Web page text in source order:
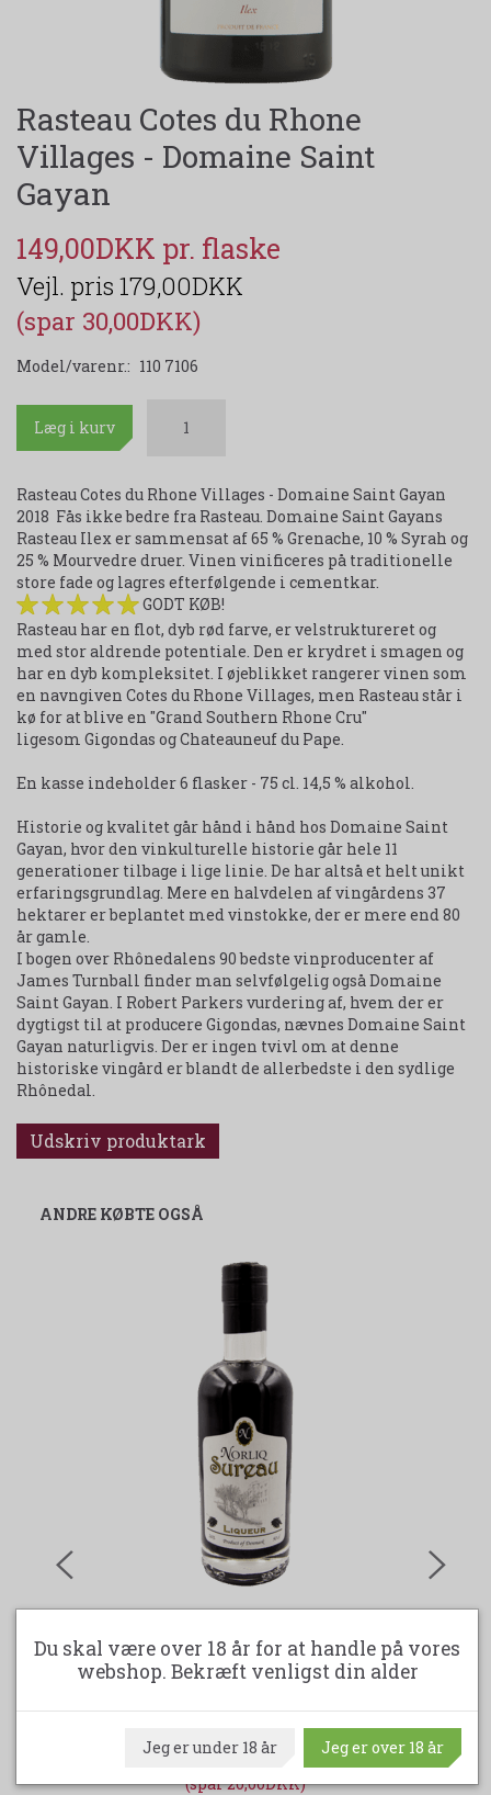
Rasteau Cotes du Rhone
Villages - Domaine Saint
Gayan
149,00DKK
179,00DKK
(spar 30,00DKK)
Model/varenr.: 110 7106
Læg i kurv
Rasteau Cotes du Rhone Villages - Domaine Saint Gayan
2018 Fås ikke bedre fra Rasteau. Domaine Saint Gayans
Rasteau Ilex er sammensat af 65 % Grenache, 10 % Syrah og
25 % Mourvedre druer. Vinen vinificeres på traditionelle
store fade og lagres efterfølgende i cementkar.
GODT KØB!
Rasteau har en flot, dyb rød farve, ervelstruktureretog
medstoraldrende potentiale. Den er krydret i smagen og
har en dyb kompleksitet. I øjeblikket rangerer vinen som
en navngiven Cotes du Rhone Villages, men Rasteaustår i
kø for atblive en "GrandSouthern Rhone Cru"
ligesom Gigondas ogChateauneufdu Pape.
En kasse indeholder 6 flasker - 75 cl. 14,5 % alkohol.
Historie og kvalitet går hånd i hånd hos Domaine Saint
Gayan, hvor den vinkulturelle historie går hele 11
generationer tilbage i lige linie. De har altså et helt unikt
erfaringsgrundlag. Mere en halvdelen af vingårdens 37
hektarer er beplantet med vinstokke, der er mere end 80
år gamle.
I bogen over Rhônedalens 90 bedste vinproducenter af
James Turnball finder man selvfølgelig også Domaine
Saint Gayan. I Robert Parkers vurdering af, hvem der er
dygtigst til at producere Gigondas, nævnes Domaine Saint
Gayan naturligvis. Der er ingen tvivl om at denne
historiske vingård er blandt de allerbedste i den sydlige
Rhônedal.
Udskriv produktark
ANDRE KØBTE OGSÅ
-10%
NORLIQ CREME DE SUREAU HYLDEBÆR LIKØR
50 CL. 26 % ALK.
179,00DKK
(spar 20,00DKK)
Du skal være over 18 år for at handle på vores
webshop. Bekræft venligst din alder
Jeg er under 18 år Jeg er over 18 år